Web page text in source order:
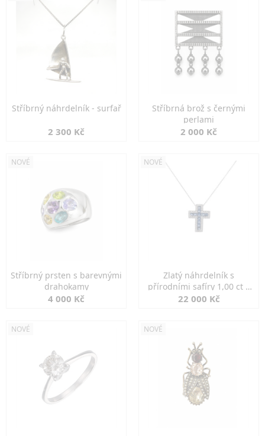
Stříbrný náhrdelník - surfař
2 300 Kč
Stříbrná brož s černými
perlami
2 000 Kč
NOVÉ
Stříbrný prsten s barevnými
drahokamy
4 000 Kč
NOVÉ
Zlatý náhrdelník s
přírodními safíry 1,00 ct a
diamanty
22 000 Kč
NOVÉ NOVÉ